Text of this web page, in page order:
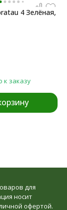
4 Зелёная,
к заказу
для
носит
офертой.